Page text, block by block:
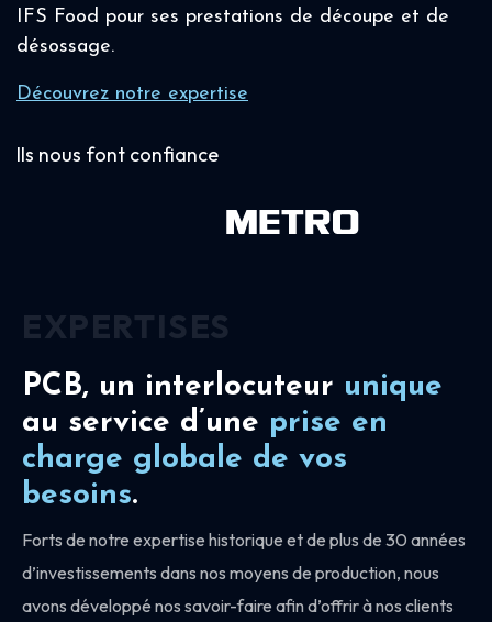
IFS Food pour ses prestations de découpe et de
désossage.
Découvrez notre expertise
Ils nous font confiance
PCB, un interlocuteur unique
au service d’une prise en
charge globale de vos
besoins.
Forts de notre expertise historique et de plus de 30 années
d’investissements dans nos moyens de production, nous
avons développé nos savoir-faire afin d’offrir à nos clients
EXPERTISES